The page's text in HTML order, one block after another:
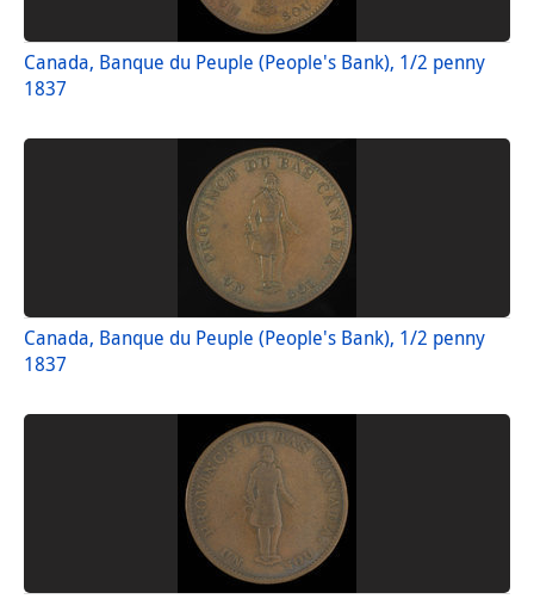
Canada, Banque du Peuple (People's Bank), 1/2 penny
1837
Canada, Banque du Peuple (People's Bank), 1/2 penny
1837